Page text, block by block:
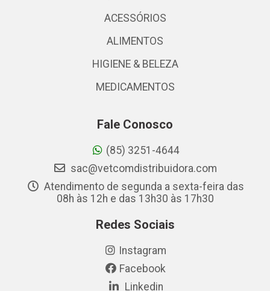
ACESSÓRIOS
ALIMENTOS
HIGIENE & BELEZA
MEDICAMENTOS
Fale Conosco
(85) 3251-4644
sac@vetcomdistribuidora.com
Atendimento de segunda a sexta-feira das
08h às 12h e das 13h30 às 17h30
Redes Sociais
Instagram
Facebook
Linkedin